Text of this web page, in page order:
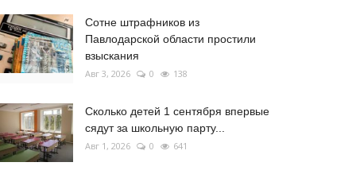
Сотне штрафников из
Павлодарской области простили
взыскания
Авг 3, 2026 0 138
Сколько детей 1 сентября впервые
сядут за школьную парту...
Авг 1, 2026 0 641